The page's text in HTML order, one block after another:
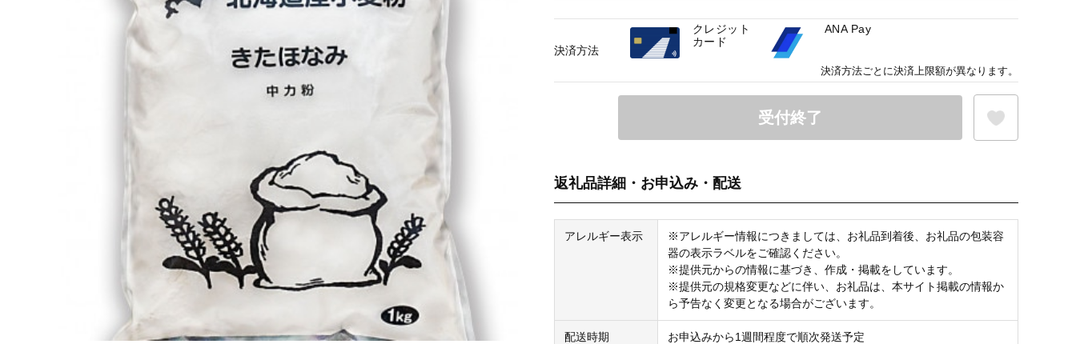
受付終了
返礼品詳細・お申込み・配送
アレルギー表示
※アレルギー情報につきましては、お礼品到着後、お礼品の包装容
器の表示ラベルをご確認ください。
※提供元からの情報に基づき、作成・掲載をしています。
※提供元の規格変更などに伴い、お礼品は、本サイト掲載の情報か
ら予告なく変更となる場合がございます。
配送時期 お申込みから1週間程度で順次発送予定
決済方法
クレジット
カード
ANA Pay
決済方法ごとに決済上限額が異なります。